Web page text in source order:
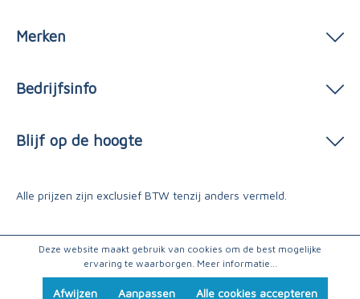
Merken
Bedrijfsinfo
Blijf op de hoogte
Alle prijzen zijn exclusief BTW tenzij anders vermeld.
Deze website maakt gebruik van cookies om de best mogelijke
ervaring te waarborgen. Meer informatie...
Afwijzen Aanpassen Alle cookies accepteren